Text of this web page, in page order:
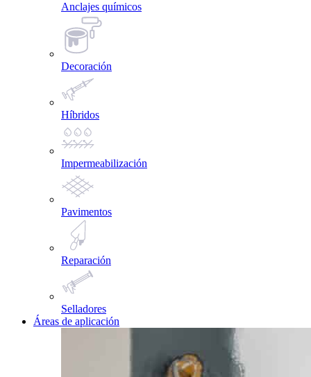
Anclajes químicos
Decoración
Híbridos
Impermeabilización
Pavimentos
Reparación
Selladores
Áreas de aplicación